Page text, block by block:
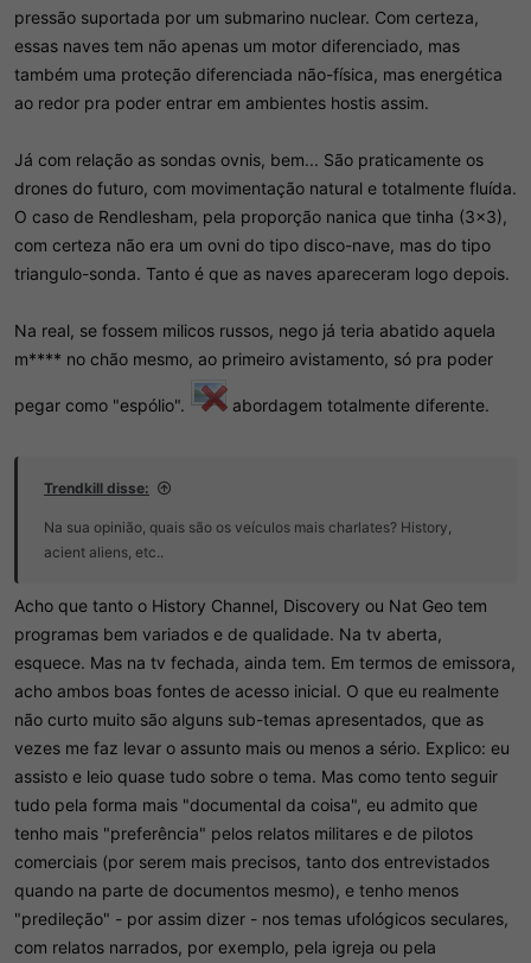
pressão suportada por um submarino nuclear. Com certeza,
essas naves tem não apenas um motor diferenciado, mas
também uma proteção diferenciada não-física, mas energética
ao redor pra poder entrar em ambientes hostis assim.
Já com relação as sondas ovnis, bem... São praticamente os
drones do futuro, com movimentação natural e totalmente fluída.
O caso de Rendlesham, pela proporção nanica que tinha (3x3),
com certeza não era um ovni do tipo disco-nave, mas do tipo
triangulo-sonda. Tanto é que as naves apareceram logo depois.
Na real, se fossem milicos russos, nego já teria abatido aquela
m**** no chão mesmo, ao primeiro avistamento, só pra poder
pegar como "espólio". abordagem totalmente diferente.
Trendkill disse:
Na sua opinião, quais são os veículos mais charlates? History,
acient aliens, etc..
Acho que tanto o History Channel, Discovery ou Nat Geo tem
programas bem variados e de qualidade. Na tv aberta,
esquece. Mas na tv fechada, ainda tem. Em termos de emissora,
acho ambos boas fontes de acesso inicial. O que eu realmente
não curto muito são alguns sub-temas apresentados, que as
vezes me faz levar o assunto mais ou menos a sério. Explico: eu
assisto e leio quase tudo sobre o tema. Mas como tento seguir
tudo pela forma mais "documental da coisa", eu admito que
tenho mais "preferência" pelos relatos militares e de pilotos
comerciais (por serem mais precisos, tanto dos entrevistados
quando na parte de documentos mesmo), e tenho menos
"predileção" - por assim dizer - nos temas ufológicos seculares,
com relatos narrados, por exemplo, pela igreja ou pela